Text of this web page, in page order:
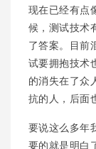
现在已经有点
候，测试技术
了答案。目前
试要拥抱技术
的消失在了众
抗的人，后面
要说这么多年
要的就是明白